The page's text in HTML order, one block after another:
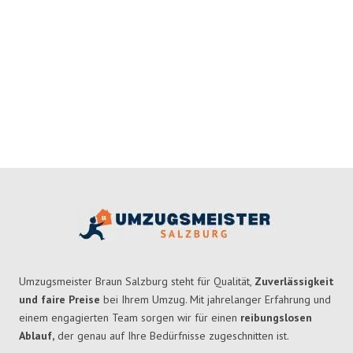
Umzugsmeister Braun Salzburg steht für Qualität, Zuverlässigkeit
und faire Preise bei Ihrem Umzug. Mit jahrelanger Erfahrung und
einem engagierten Team sorgen wir für einen reibungslosen
Ablauf, der genau auf Ihre Bedürfnisse zugeschnitten ist.